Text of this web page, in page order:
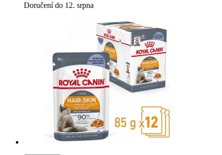
Doručení do 12. srpna